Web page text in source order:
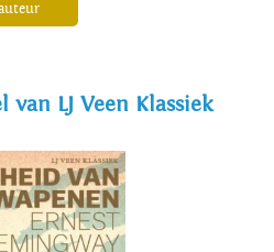
LJ Veen Klassiek